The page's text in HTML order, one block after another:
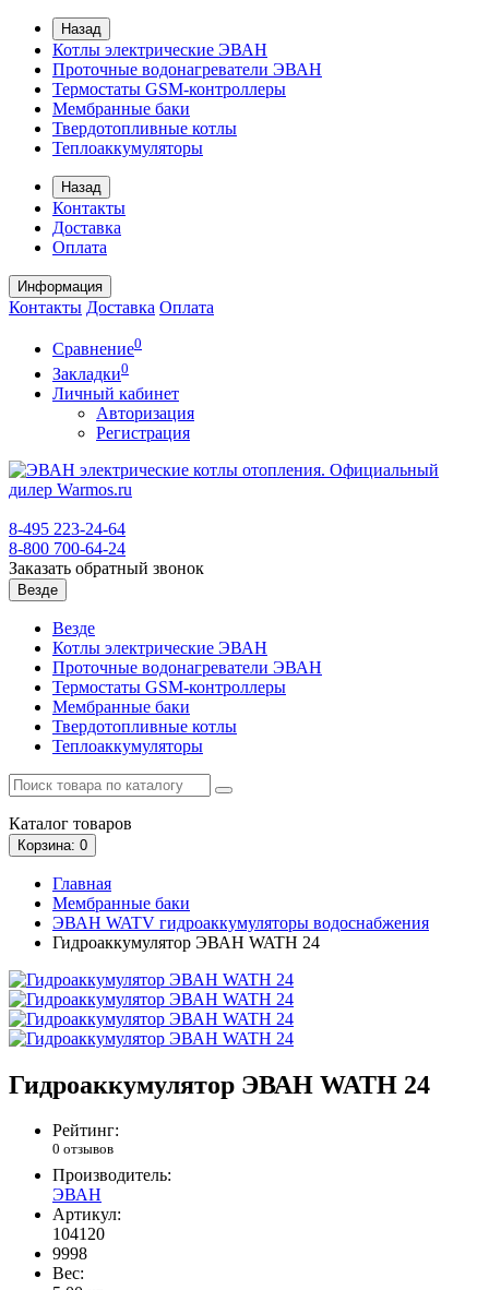
Назад
Котлы электрические ЭВАН
Проточные водонагреватели ЭВАН
Термостаты GSM-контроллеры
Мембранные баки
Твердотопливные котлы
Теплоаккумуляторы
Назад
Контакты
Доставка
Оплата
Информация
Контакты Доставка Оплата
Сравнение0
Закладки0
Личный кабинет
Авторизация
Регистрация
8-495 223-24-64
8-800 700-64-24
Заказать обратный звонок
Везде
Везде
Котлы электрические ЭВАН
Проточные водонагреватели ЭВАН
Термостаты GSM-контроллеры
Мембранные баки
Твердотопливные котлы
Теплоаккумуляторы
Каталог товаров
Корзина: 0
Главная
Мембранные баки
ЭВАН WATV гидроаккумуляторы водоснабжения
Гидроаккумулятор ЭВАН WATH 24
Гидроаккумулятор ЭВАН WATH 24
Рейтинг:
0 отзывов
Производитель:
ЭВАН
Артикул:
104120
9998
Вес: